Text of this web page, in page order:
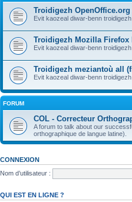
Troidigezh
Evit kaozeal diwar-benn
Troidigezh Mozilla Firefox
Evit kaozeal diwar-benn
Troidigezh meziantoù all
Evit kaozeal diwar-benn
FORUM
COL - Correcteur
A forum to talk about our
orthographique de langue latine).
CONNEXION
Nom d’utilisateur :
QUI EST EN LIGNE ?